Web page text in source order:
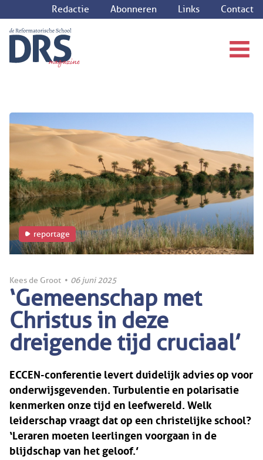
Redactie Abonneren Links Contact
reportage
Kees de Groot • 06 juni 2025
‘Gemeenschap met
Christus in deze
dreigende tijd cruciaal’
ECCEN-conferentie levert duidelijk advies op voor
onderwijsgevenden. Turbulentie en polarisatie
kenmerken onze tijd en leefwereld. Welk
leiderschap vraagt dat op een christelijke school?
‘Leraren moeten leerlingen voorgaan in de
blijdschap van het geloof.’